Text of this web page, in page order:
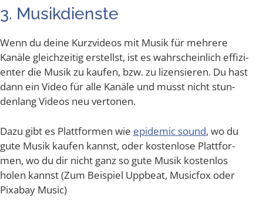
3. Musik­diens­te
Wenn du dei­ne Kurz­vi­de­os mit Musik für meh­re­re
Kanä­le gleich­zei­tig erstellst, ist es wahr­schein­lich effi­zi­
en­ter die Musik zu kau­fen, bzw. zu lizen­sie­ren. Du hast
dann ein Video für alle Kanä­le und musst nicht stun­
den­lang Vide­os neu vertonen.
Dazu gibt es Platt­for­men wie epi­de­mic sound, wo du
gute Musik kau­fen kannst, oder kos­ten­lo­se Platt­for­
men, wo du dir nicht ganz so gute Musik kos­ten­los
holen kannst (Zum Bei­spiel Upp­beat, Music­fox oder
Pix­a­bay Music)